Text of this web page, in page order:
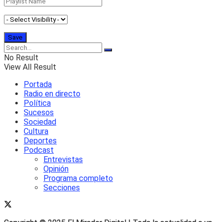
No Result
View All Result
Portada
Radio en directo
Política
Sucesos
Sociedad
Cultura
Deportes
Podcast
Entrevistas
Opinión
Programa completo
Secciones